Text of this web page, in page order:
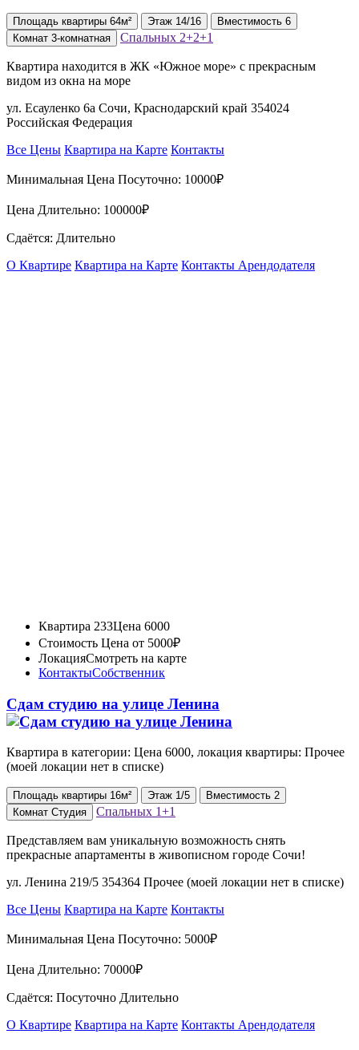
Площадь квартиры 64м² Этаж 14/16 Вместимость 6
Комнат 3-комнатная Спальных 2+2+1
Квартира находится в ЖК «Южное море» с прекрасным
видом из окна на море
ул. Есауленко 6а Сочи, Краснодарский край 354024
Российская Федерация
Все Цены Квартира на Карте Контакты
Минимальная Цена Посуточно: 10000₽
Цена Длительно: 100000₽
Сдаётся: Длительно
О Квартире Квартира на Карте Контакты Арендодателя
Квартира 233Цена 6000
Стоимость Цена от 5000₽
ЛокацияСмотреть на карте
КонтактыСобственник
Сдам студию на улице Ленина
Квартира в категории: Цена 6000, локация квартиры: Прочее
(моей локации нет в списке)
Площадь квартиры 16м² Этаж 1/5 Вместимость 2
Комнат Студия Спальных 1+1
Представляем вам уникальную возможность снять
прекрасные апартаменты в живописном городе Сочи!
ул. Ленина 219/5 354364 Прочее (моей локации нет в списке)
Все Цены Квартира на Карте Контакты
Минимальная Цена Посуточно: 5000₽
Цена Длительно: 70000₽
Сдаётся: Посуточно Длительно
О Квартире Квартира на Карте Контакты Арендодателя